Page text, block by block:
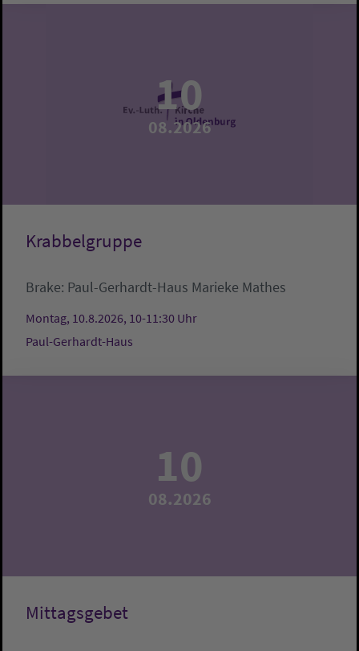
10
08.2026
Krabbelgruppe
Brake: Paul-Gerhardt-Haus Marieke Mathes
Montag, 10.8.2026, 10-11:30 Uhr
Paul-Gerhardt-Haus
10
08.2026
Mittagsgebet